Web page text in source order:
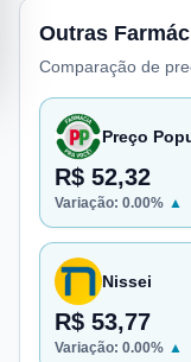
Outras
Comparação de
Preço
R$ 52,32
Variação: 0.00% ▲
Nissei
R$ 53,77
Variação: 0.00% ▲